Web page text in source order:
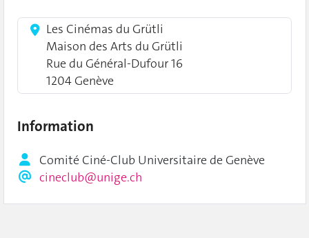
Les Cinémas du Grütli
Maison des Arts du Grütli
Rue du Général-Dufour 16
1204 Genève
Information
Comité Ciné-Club Universitaire de Genève
cineclub@unige.ch